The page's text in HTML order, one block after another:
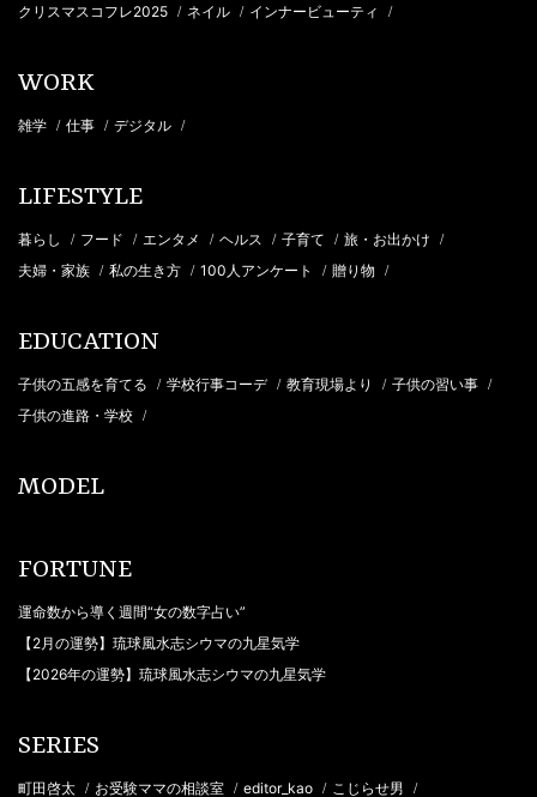
クリスマスコフレ2025 / ネイル / インナービューティ /
WORK
雑学 / 仕事 / デジタル /
LIFESTYLE
暮らし / フード / エンタメ / ヘルス / 子育て / 旅・お出かけ /
夫婦・家族 / 私の生き方 / 100人アンケート / 贈り物 /
EDUCATION
子供の五感を育てる / 学校行事コーデ / 教育現場より / 子供の習い事 /
子供の進路・学校 /
MODEL
FORTUNE
運命数から導く週間“女の数字占い”
【2月の運勢】琉球風水志シウマの九星気学
【2026年の運勢】琉球風水志シウマの九星気学
SERIES
町田啓太 / お受験ママの相談室 / editor_kao / こじらせ男 /